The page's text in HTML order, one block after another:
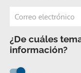
¿De cuáles
información?